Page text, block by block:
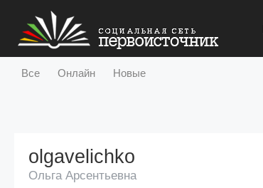
Все Онлайн Новые
olgavelichko
Ольга Арсентьевна